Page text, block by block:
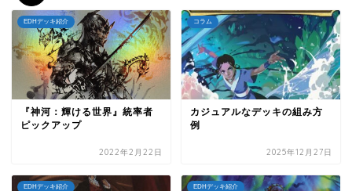
EDHデッキ紹介
『神河：輝ける世界』統率者
ピックアップ
2022年2月22日
コラム
カジュアルなデッキの組み方
例
2025年12月27日
EDHデッキ紹介 EDHデッキ紹介